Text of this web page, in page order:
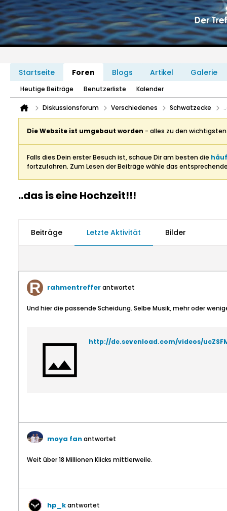
Startseite Foren Blogs Artikel Galerie
Heutige Beiträge Benutzerliste Kalender
Diskussionsforum Verschiedenes Schwatzecke
Die Website ist umgebaut worden - alles zu den
Falls dies Dein erster Besuch ist, schaue Dir am besten die
fortzufahren. Zum Lesen der Beiträge wähle das
..das is eine Hochzeit!!!
Beiträge Letzte Aktivität Bilder
rahmentrefferantwortet
Und hier die passende Scheidung. Selbe Musik, mehr oder
http://de.sevenload.com/videos/
moya fanantwortet
Weit über 18 Millionen Klicks mittlerweile.
hp_kantwortet